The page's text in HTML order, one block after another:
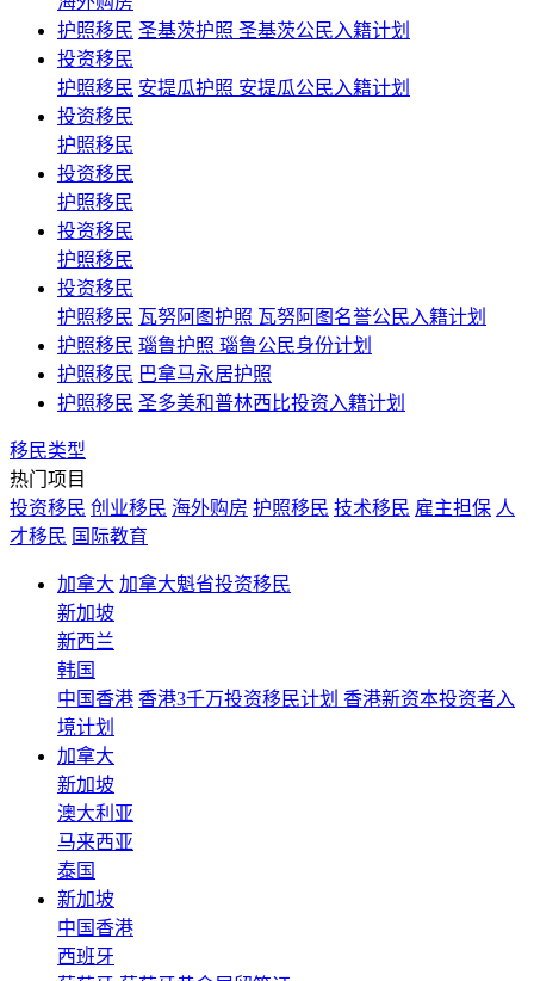
护照移民 圣基茨护照 圣基茨公民入籍计划
投资移民
护照移民 安提瓜护照 安提瓜公民入籍计划
投资移民
护照移民
投资移民
护照移民
投资移民
护照移民
投资移民
护照移民 瓦努阿图护照 瓦努阿图名誉公民入籍计划
护照移民 瑙鲁护照 瑙鲁公民身份计划
护照移民 巴拿马永居护照
护照移民 圣多美和普林西比投资入籍计划
移民类型
热门项目
投资移民 创业移民 海外购房 护照移民 技术移民 雇主担保 人
才移民 国际教育
加拿大 加拿大魁省投资移民
新加坡
新西兰
韩国
中国香港 香港3千万投资移民计划 香港新资本投资者入
境计划
加拿大
新加坡
澳大利亚
马来西亚
泰国
新加坡
中国香港
西班牙